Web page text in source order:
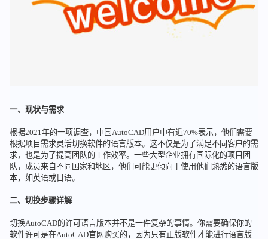
一、现状与需求
根据2021年的一项调查，中国AutoCAD用户中有近70%表示，他们需要
根据项目需求灵活切换软件的语言版本。这不仅是为了满足不同客户的需
求，也是为了提高团队的工作效率。一些大型企业拥有国际化的项目团
队，成员来自不同国家和地区，他们可能更倾向于使用他们熟悉的语言版
本，如英语或日语。
二、切换步骤详解
切换AutoCAD的许可语言版本并不是一件复杂的事情。你需要确保你的
软件许可是在AutoCAD官网购买的，因为只有正版软件才能进行语言版